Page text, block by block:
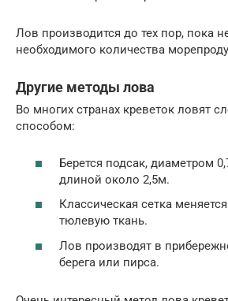
Лов производится до тех пор, пока
необходимого количества
Другие методы лова
Во многих странах креветок ловят
способом:
Берется подсак, диаметром
длиной около 2,5м.
Классическая сетка
тюлевую ткань.
Лов производят в
берега или пирса.